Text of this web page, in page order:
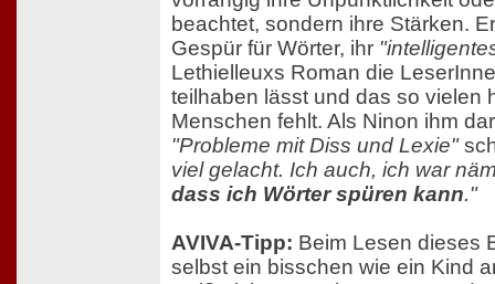
beachtet, sondern ihre Stärken.
Gespür für Wörter, ihr
Lethielleuxs Roman die
teilhaben lässt und das so vielen
Menschen fehlt. Als Ninon ihm
"Probleme mit Diss und Lexie"
viel gelacht. Ich auch, ich war
dass ich Wörter spüren kann."
AVIVA-Tipp: Beim Lesen dieses
selbst ein bisschen wie ein Kind